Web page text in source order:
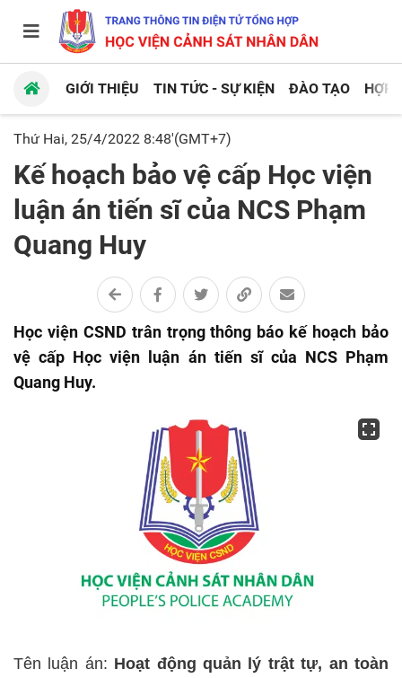
GIỚI THIỆU TIN TỨC - SỰ KIỆN ĐÀO TẠO HỢP
Thứ Hai, 25/4/2022 8:48'(GMT+7)
Kế hoạch bảo vệ cấp Học viện
luận án tiến sĩ của NCS Phạm
Quang Huy
Học viện CSND trân trọng thông báo kế hoạch bảo
vệ cấp Học viện luận án tiến sĩ của NCS Phạm
Quang Huy.
Tên luận án: Hoạt động quản lý trật tự, an toàn